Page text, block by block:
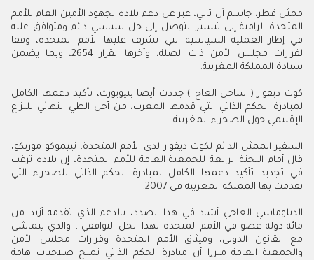
ممثل قطر، جاسم آل ثاني، عبر عن دعم بلاده لجهود الأمين العام للأمم
المتحدة الرامية إلى تيسير التوصل إلى حل سياسي دائم ومتوافق عليه
في إطار العملية السياسية التي تشرف عليها الأمم المتحدة، وفقا
لقرارات مجلس الأمن ذات الصلة، وآخرها القرار 2654، وبما يضمن
سيادة المملكة المغربية.
كوت ديفوار ( ساحل العاج ) جددت أيضا بنيويورك، تأكيد دعمها الكامل
لمبادرة الحكم الذاتي التي قدمها المغرب، من أجل الطي النهائي للنزاع
الإقليمي حول الصحراء المغربية.
السفير الممثل الدائم لكوت ديفوار لدى الأمم المتحدة، تييموكو موريكو،
قال أمام اللجنة الرابعة للجمعية العامة للأمم المتحدة، إن بلاده ترغب
في تجديد تأكيد دعمها الكامل لمبادرة الحكم الذاتي للصحراء التي
تقدمت بها المملكة المغربية في 2007.
الدبلوماسي العاجي أشاد في هذا الصدد، بالدعم الذي تقدمه أزيد من
مائة دولة عضو في الأمم المتحدة لهذا الحل التوافقي ، والذي يتماشى
مع القانون الدولي، وميثاق الأمم المتحدة وقرارات مجلس الأمن
والجمعية العامة مبرزا أن مبادرة الحكم الذاتي تمنح صلاحيات هامة